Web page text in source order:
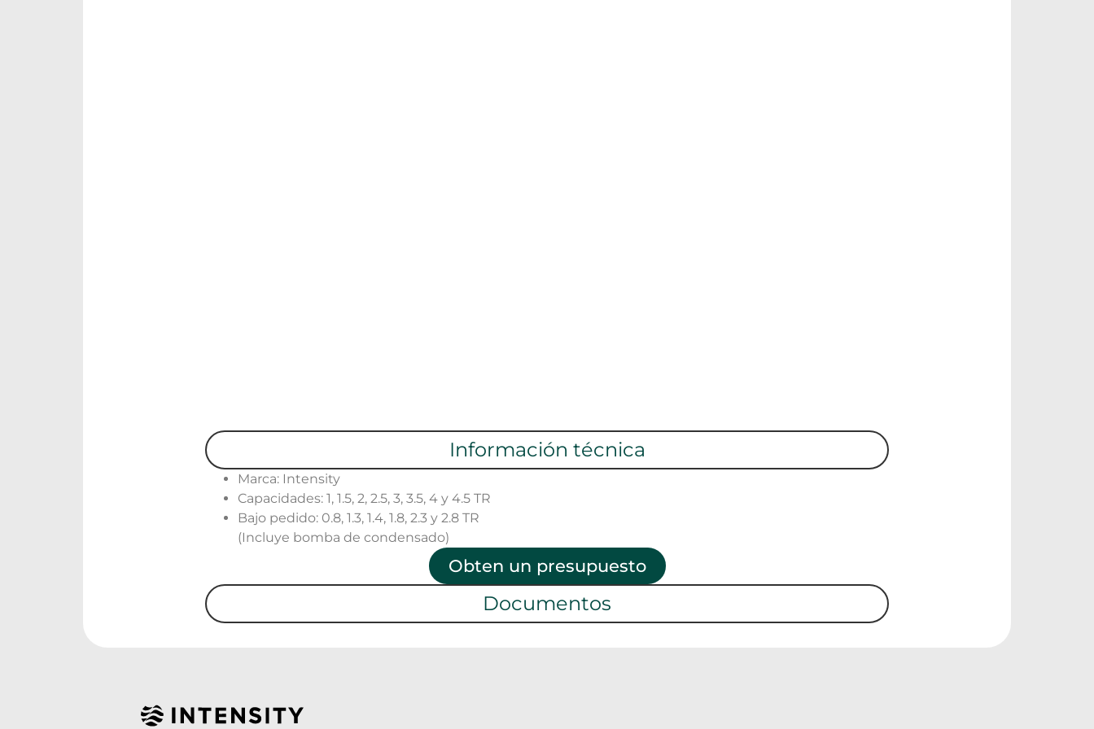
Información técnica
Marca: Intensity
Capacidades: 1, 1.5, 2, 2.5, 3, 3.5, 4 y 4.5 TR
Bajo pedido: 0.8, 1.3, 1.4, 1.8, 2.3 y 2.8 TR
(Incluye bomba de condensado)
Obten un presupuesto
Documentos